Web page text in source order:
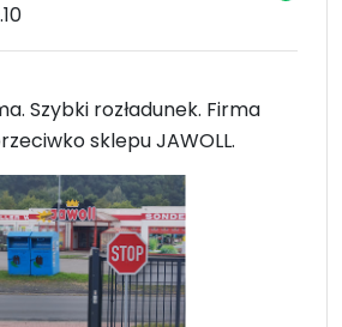
Szybki rozładunek. Firma
sklepu JAWOLL.